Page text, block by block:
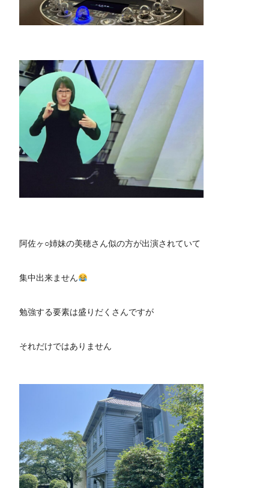
阿佐ヶ○姉妹の美穂さん似の方が出演されていて
集中出来ません
勉強する要素は盛りだくさんですが
それだけではありません